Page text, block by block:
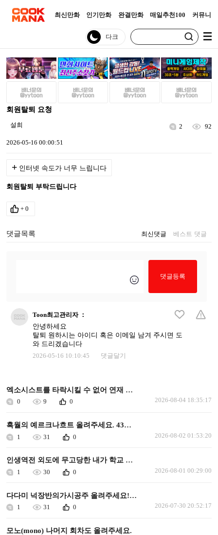
최신만화 인기만화 완결만화 매일추천100 커뮤니티
회원탈퇴 요청
설희 2 92
2026-05-16 00:00:51
+ 인터넷 속도가 너무 느립니다
회원탈퇴 부탁드립니다
+ 0
댓글목록 최신댓글 베스트 댓글
댓글등록
Toon최고관리자 ：
안녕하세요
탈퇴 원하시는 아이디 혹은 이메일 남겨 주시면 도
와 드리겠습니다
2026-05-16 10:10:45
댓글달기
엑소시스트를 타락시킬 수 없어 연재 가능할까요
0 9 0 2026-08-04 18:35:17
흑월의 예르크나흐트 올려주세요. 43화 이후로 안올라왔습니다.
1 31 0 2026-08-02 01:53:20
인생역전 외도에 무고당한 내가 학교 최고의 미소녀에게 사랑받는다 올려주세요
1 30 0 2026-08-01 00:29:00
다다미 넉장반의가시공주 올려주세요!ㅜㅜㅜ
1 31 0 2026-07-30 20:52:17
모노(mono) 나머지 회차도 올려주세요.